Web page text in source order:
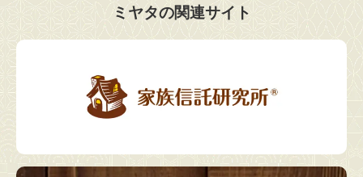
ミヤタの関連サイト